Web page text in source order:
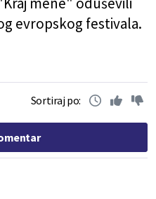
evropskog festivala.
Sortiraj po: